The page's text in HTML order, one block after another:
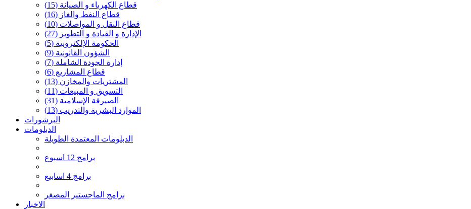
قطاع الكهرباء و الصيانة (15)
قطاع النفط والغاز (16)
قطاع النقل و المواصلات (10)
الإدارة و القيادة و التطوير (27)
الحكومة الإلكترونية (5)
الشؤون القانونية (9)
إدارة الجودة الشاملة (7)
قطاع المشاريع (6)
المشتريات والمخازن (13)
التسويق و المبيعات (11)
الصيرفة الإسلامية (31)
الموارد البشرية والتدريب (13)
البرشورات
الدبلومات
الدبلومات المعتمدة الطويلة
برامج 12 اسبوع
برامج 4 اسابيع
برامج الماجستير المصغر
الاخبار